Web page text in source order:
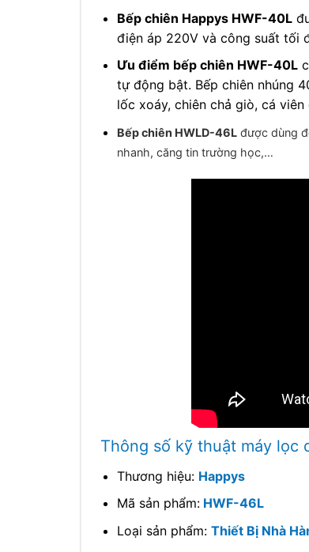
Bếp chiên Happys HWF-40L
điện áp 220V và công suất tối
Ưu điểm bếp chiên HWF-40L
tự động bật. Bếp chiên nhúng
lốc xoáy, chiên chả giò, cá
Bếp chiên HWLD-46Lđược dùng
nhanh, căng tin trường học,…
Thông số kỹ thuật máy lọc
Thương hiệu: Happys
Mã sản phẩm:HWF-46L
Loại sản phẩm: Thiết Bị Nhà